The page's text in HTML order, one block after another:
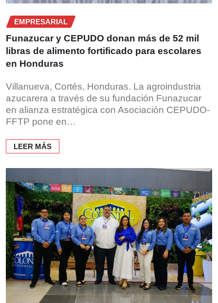
EMPRESARIAL
Funazucar y CEPUDO donan más de 52 mil
libras de alimento fortificado para escolares
en Honduras
Villanueva, Cortés, Honduras. La agroindustria
azucarera a través de su fundación Funazucar
en alianza estratégica con Asociación CEPUDO-
FFTP pone en…
LEER MÁS